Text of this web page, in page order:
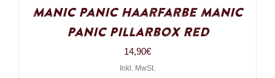
Manic Panic Haarfarbe Manic
Panic Pillarbox Red
14,90€
Inkl. MwSt.